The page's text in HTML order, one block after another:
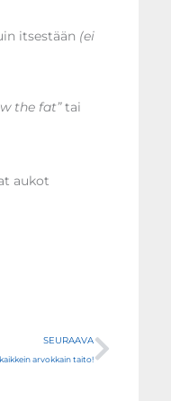
itsestään (ei
the fat”tai
aukot
SEURAAVA
arvokkain taito!
Next